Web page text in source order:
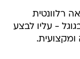
רלוונטית
- עליו לבצע
ומקצועית.